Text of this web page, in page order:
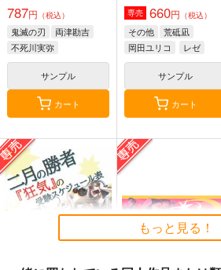
787円 （税込）
鬼滅の刃
両津勘吉
不死川実弥
竈門炭治郎
サンプル
カート
専売 660円 （税込）
その他
荒砥凪
岡田ユリコ
レゼ
サンプル
カート
もっと見る！